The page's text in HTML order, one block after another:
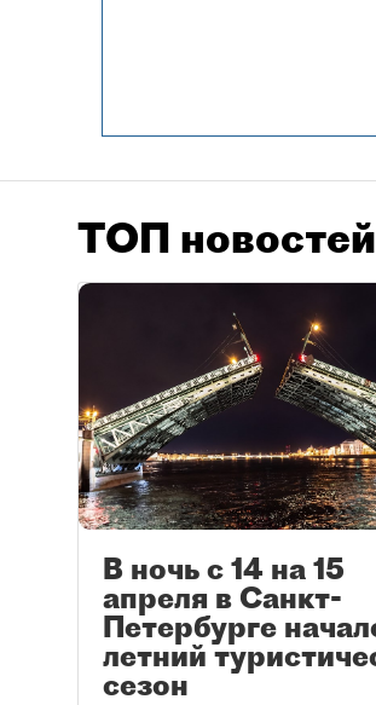
ТОП новостей
В ночь с 14 на 15
апреля в Санкт-
Петербурге
летний
сезон